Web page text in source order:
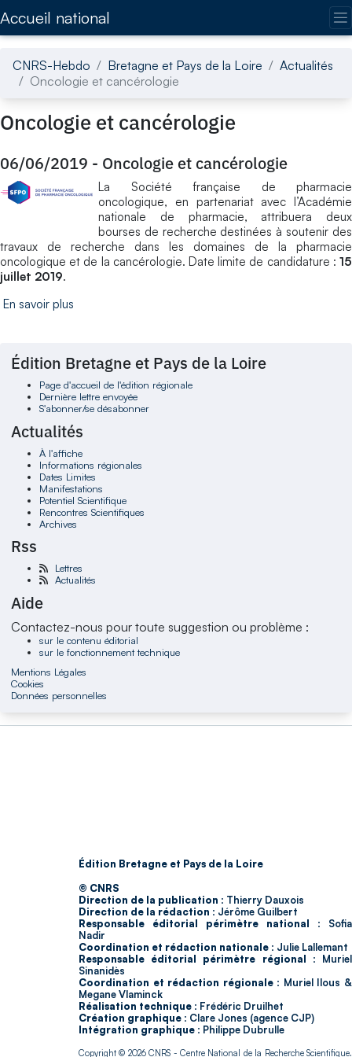
Accueil national
CNRS-Hebdo Bretagne et Pays de la Loire
Actualités
Oncologie et cancérologie
Oncologie et cancérologie
06/06/2019 - Oncologie et cancérologie
La Société française de pharmacie
oncologique, en partenariat avec l’Académie
nationale de pharmacie, attribuera deux
bourses de recherche destinées à soutenir des
travaux de recherche dans les domaines de la pharmacie
oncologique et de la cancérologie. Date limite de candidature : 15
juillet 2019.
En savoir plus
Édition Bretagne et Pays de la Loire
Page d'accueil de l'édition régionale
Dernière lettre envoyée
S'abonner/se désabonner
Actualités
À l'affiche
Informations régionales
Dates Limites
Manifestations
Potentiel Scientifique
Rencontres Scientifiques
Archives
Rss
Lettres
Actualités
Aide
Contactez-nous pour toute suggestion ou problème :
sur le contenu éditorial
sur le fonctionnement technique
Mentions Légales
Cookies
Données personnelles
Édition Bretagne et Pays de la Loire
© CNRS
Direction de la publication : Thierry Dauxois
Direction de la rédaction : Jérôme Guilbert
Responsable éditorial périmètre national : Sofia
Nadir
Coordination et rédaction nationale : Julie Lallemant
Responsable éditorial périmètre régional : Muriel
Sinanidès
Coordination et rédaction régionale : Muriel Ilous &
Megane Vlaminck
Réalisation technique : Frédéric Druilhet
Création graphique : Clare Jones (agence CJP)
Intégration graphique : Philippe Dubrulle
Copyright © 2026CNRS - Centre National de la Recherche Scientifique.